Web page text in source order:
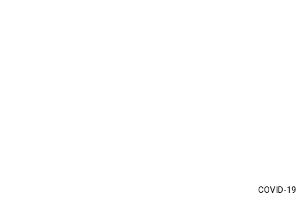
همچنین اگر آسیب پوستی مانند: سوختگی، بریدگی یا زخم داشته باشید، احتمال بیشتری دارد. و مواردی در افراد مبتلا به COVID-19